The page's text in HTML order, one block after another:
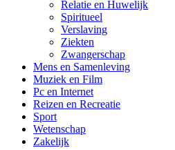
Relatie en Huwelijk
Spiritueel
Verslaving
Ziekten
Zwangerschap
Mens en Samenleving
Muziek en Film
Pc en Internet
Reizen en Recreatie
Sport
Wetenschap
Zakelijk